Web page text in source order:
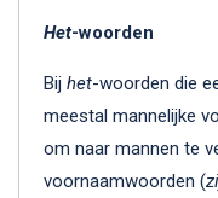
Het-woorden
Bij het-woorden die
meestal mannelijke
om naar mannen te
voornaamwoorden (